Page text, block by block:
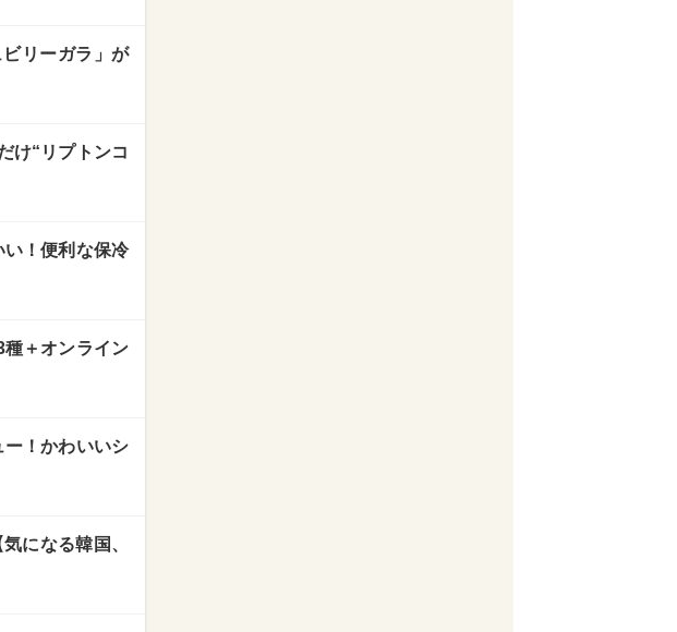
リーガラ」が
け“リプトンコ
い！便利な保冷
＋オンライン
ー！かわいいシ
になる韓国、